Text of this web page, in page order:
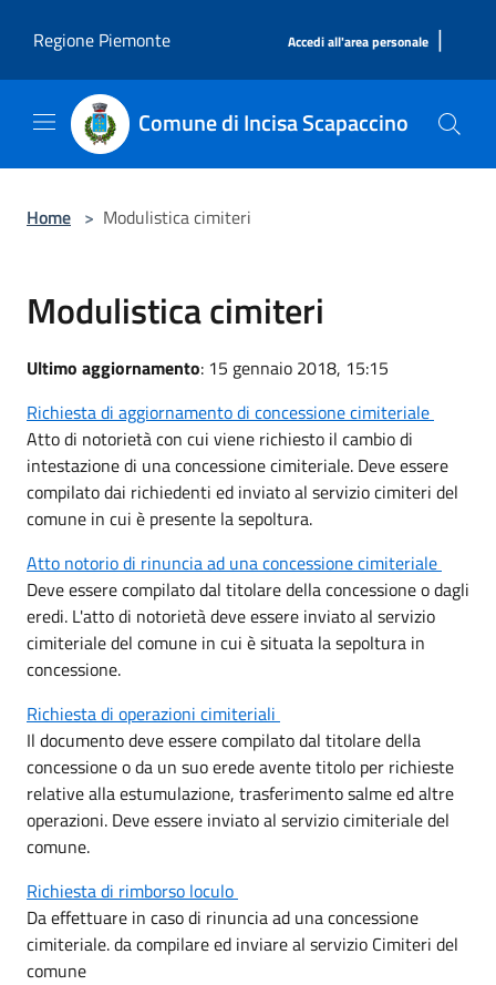
Regione Piemonte
Accedi all'area personale |
Comune di Incisa Scapaccino
Home > Modulistica cimiteri
Modulistica cimiteri
Ultimo aggiornamento: 15 gennaio 2018, 15:15
Richiesta di aggiornamento di concessione cimiteriale
Atto di notorietà con cui viene richiesto il cambio di
intestazione di una concessione cimiteriale. Deve essere
compilato dai richiedenti ed inviato al servizio cimiteri del
comune in cui è presente la sepoltura.
Atto notorio di rinuncia ad una concessione cimiteriale
Deve essere compilato dal titolare della concessione o dagli
eredi. L'atto di notorietà deve essere inviato al servizio
cimiteriale del comune in cui è situata la sepoltura in
concessione.
Richiesta di operazioni cimiteriali
Il documento deve essere compilato dal titolare della
concessione o da un suo erede avente titolo per richieste
relative alla estumulazione, trasferimento salme ed altre
operazioni. Deve essere inviato al servizio cimiteriale del
comune.
Richiesta di rimborso loculo
Da effettuare in caso di rinuncia ad una concessione
cimiteriale. da compilare ed inviare al servizio Cimiteri del
comune